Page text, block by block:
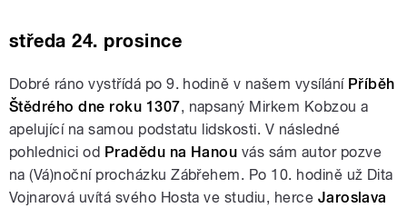
středa 24. prosince
Dobré ráno vystřídá po 9. hodině v našem vysílání Příběh
Štědrého dne roku 1307, napsaný Mirkem Kobzou a
apelující na samou podstatu lidskosti. V následné
pohlednici od Pradědu na Hanou vás sám autor pozve
na (Vá)noční procházku Zábřehem. Po 10. hodině už Dita
Vojnarová uvítá svého Hosta ve studiu, herce Jaroslava